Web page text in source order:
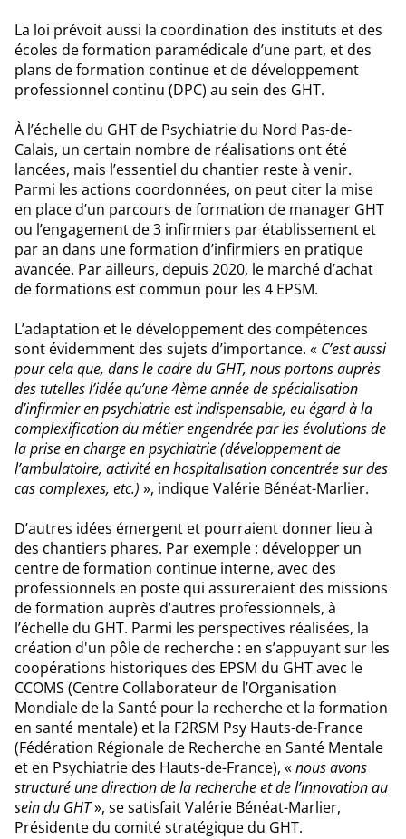
La loi prévoit aussi la coordination des instituts et des
écoles de formation paramédicale d’une part, et des
plans de formation continue et de développement
professionnel continu (DPC) au sein des GHT.
À l’échelle du GHT de Psychiatrie du Nord Pas-de-
Calais, un certain nombre de réalisations ont été
lancées, mais l’essentiel du chantier reste à venir.
Parmi les actions coordonnées, on peut citer la mise
en place d’un parcours de formation de manager GHT
ou l’engagement de 3 infirmiers par établissement et
par an dans une formation d’infirmiers en pratique
avancée. Par ailleurs, depuis 2020, le marché d’achat
de formations est commun pour les 4 EPSM.
L’adaptation et le développement des compétences
sont évidemment des sujets d’importance. « C’est aussi
pour cela que, dans le cadre du GHT, nous portons auprès
des tutelles l’idée qu’une 4ème année de spécialisation
d’infirmier en psychiatrie est indispensable, eu égard à la
complexification du métier engendrée par les évolutions de
la prise en charge en psychiatrie (développement de
l’ambulatoire, activité en hospitalisation concentrée sur des
cas complexes, etc.) », indique Valérie Bénéat-Marlier.
D’autres idées émergent et pourraient donner lieu à
des chantiers phares. Par exemple : développer un
centre de formation continue interne, avec des
professionnels en poste qui assureraient des missions
de formation auprès d’autres professionnels, à
l’échelle du GHT. Parmi les perspectives réalisées, la
création d'un pôle de recherche : en s’appuyant sur les
coopérations historiques des EPSM du GHT avec le
CCOMS (Centre Collaborateur de l’Organisation
Mondiale de la Santé pour la recherche et la formation
en santé mentale) et la F2RSM Psy Hauts-de-France
(Fédération Régionale de Recherche en Santé Mentale
et en Psychiatrie des Hauts-de-France), «nous avons
structuré une direction de la recherche et de l’innovation au
sein du GHT», se satisfait Valérie Bénéat-Marlier,
Présidente du comité stratégique du GHT.